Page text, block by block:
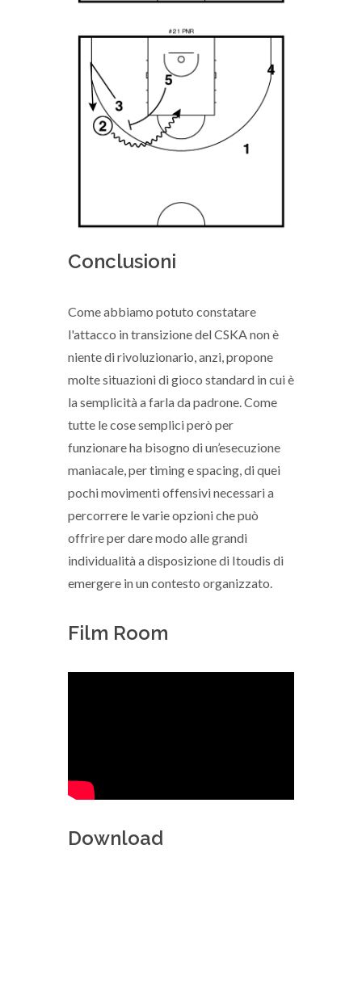
Conclusioni
Come abbiamo potuto constatare
l'attacco in transizione del CSKA non è
niente di rivoluzionario, anzi, propone
molte situazioni di gioco standard in cui è
la semplicità a farla da padrone. Come
tutte le cose semplici però per
funzionare ha bisogno di un’esecuzione
maniacale, per timing e spacing, di quei
pochi movimenti offensivi necessari a
percorrere le varie opzioni che può
offrire per dare modo alle grandi
individualità a disposizione di Itoudis di
emergere in un contesto organizzato.
Film Room
Download